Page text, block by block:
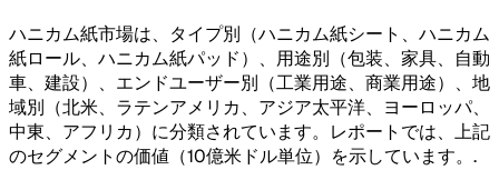
ハニカム紙市場は、タイプ別（ハニカム紙シート、ハニカム
紙ロール、ハニカム紙パッド）、用途別（包装、家具、自動
車、建設）、エンドユーザー別（工業用途、商業用途）、地
域別（北米、ラテンアメリカ、アジア太平洋、ヨーロッパ、
中東、アフリカ）に分類されています。レポートでは、上記
のセグメントの価値（10億米ドル単位）を示しています。 .